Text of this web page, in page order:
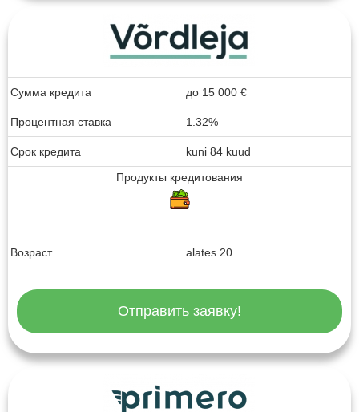
Сумма кредита до 15 000 €
Процентная ставка 1.32%
Срок кредита
kuni 84 kuud
Продукты кредитования
Возраст alates 20
Отправить заявку!